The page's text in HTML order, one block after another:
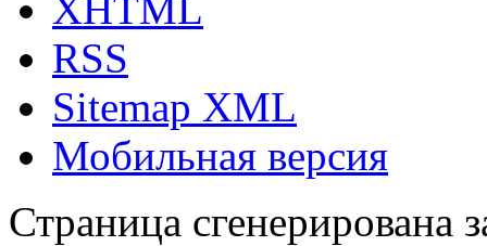
RSS
Sitemap XML
Мобильная версия
Страница сгенерирована